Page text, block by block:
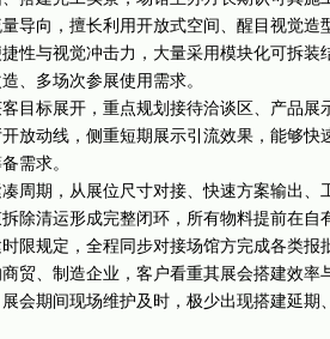
导向，擅长利用开放式空间、醒目视觉造
性与视觉冲击力，大量采用模块化可拆装
、多场次参展使用需求。
目标展开，重点规划接待洽谈区、产品展
放动线，侧重短期展示引流效果，能够快
需求。
周期，从展位尺寸对接、快速方案输出、
除清运形成完整闭环，所有物料提前在自
限规定，全程同步对接场馆方完成各类报
贸、制造企业，客户看重其展会搭建效率
会期间现场维护及时，极少出现搭建延期